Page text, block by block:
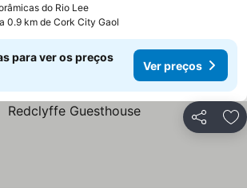
do Rio Lee
a 0.9 km de Cork City Gaol
para ver os preços
Ver preços
Partilhar